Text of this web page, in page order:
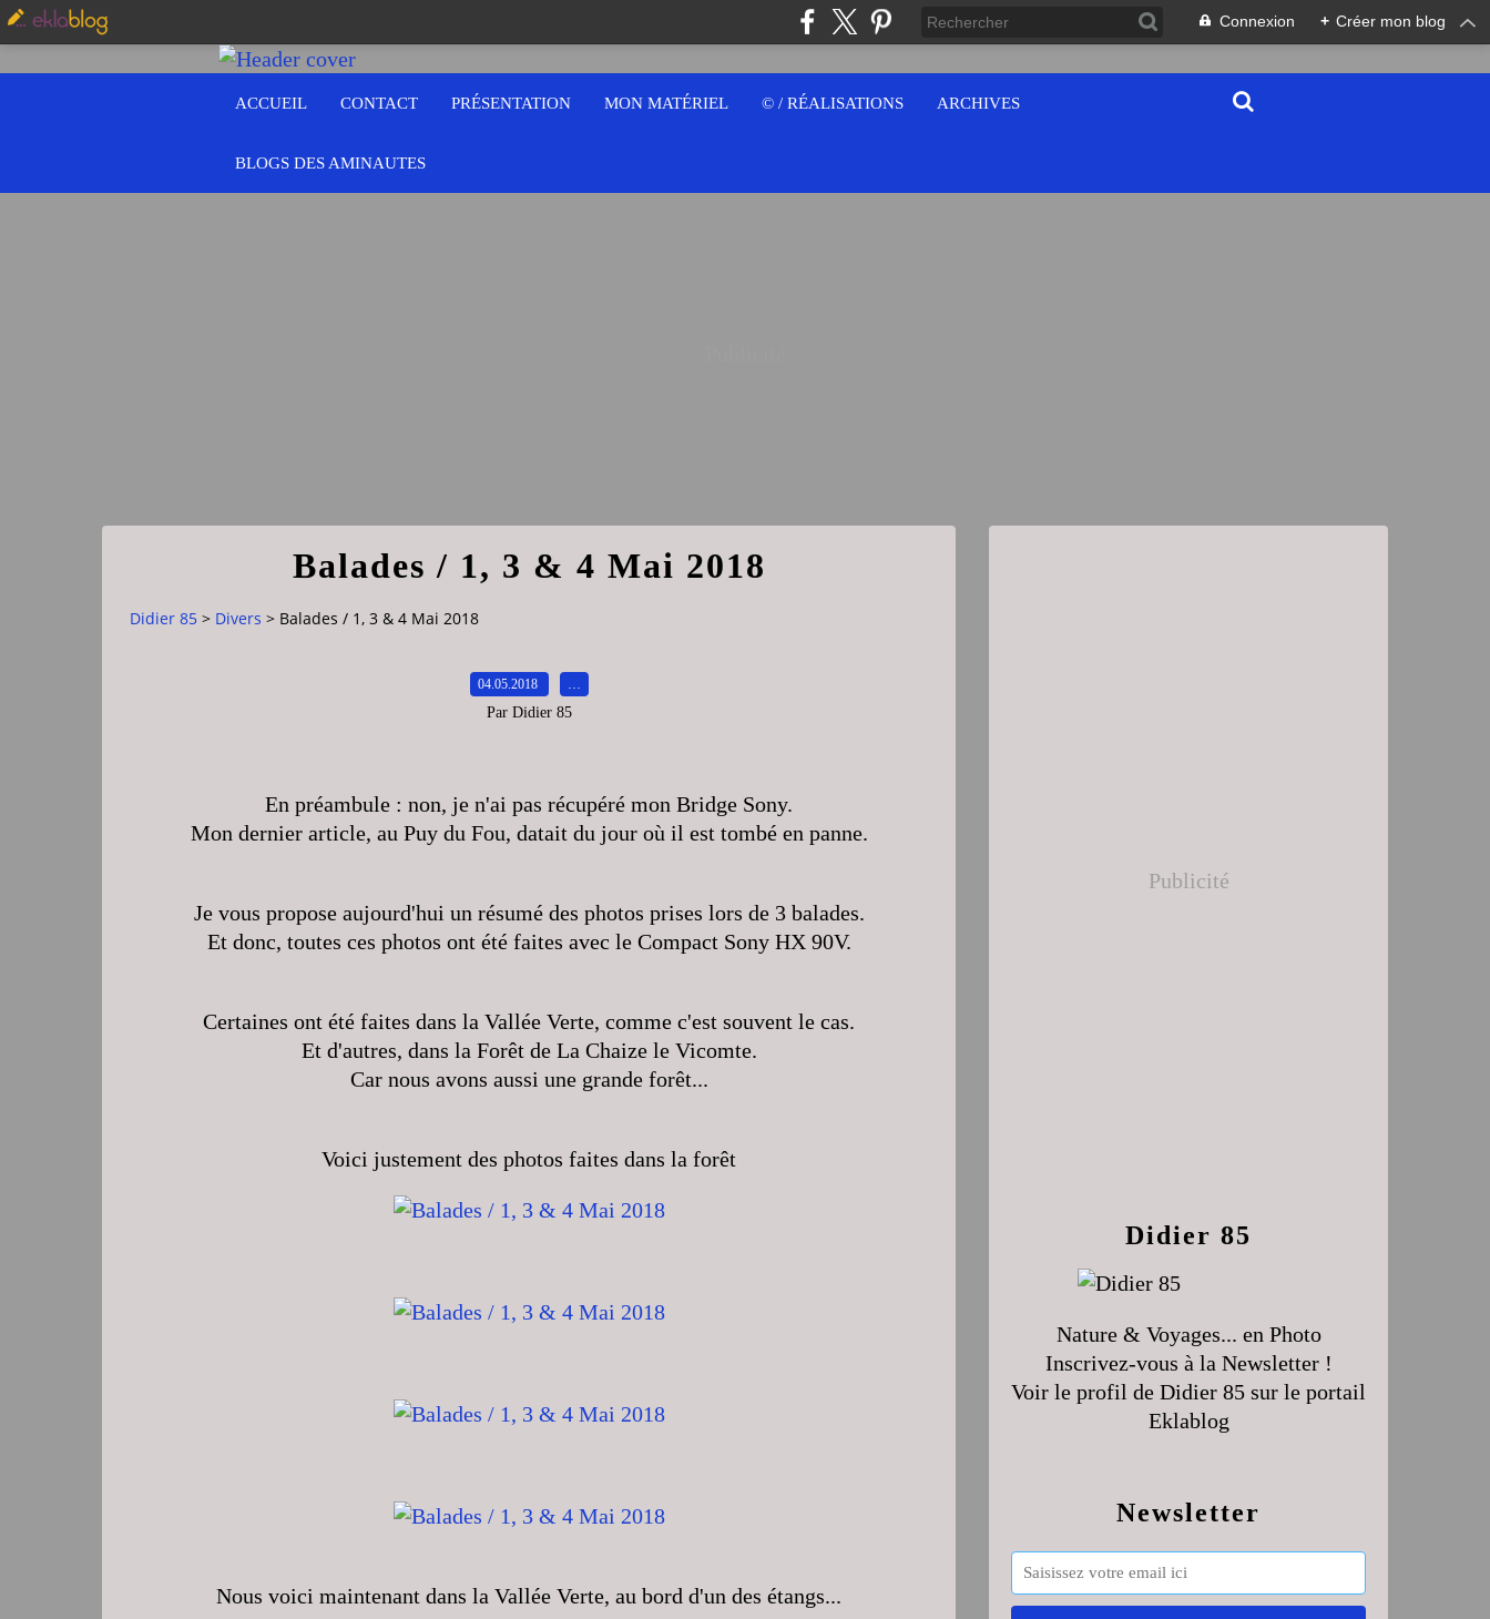
Connexion + Créer mon blog
ACCUEIL CONTACT PRÉSENTATION MON MATÉRIEL © / RÉALISATIONS ARCHIVES
BLOGS DES AMINAUTES
Balades / 1, 3 & 4 Mai 2018
Didier 85 > Divers > Balades / 1, 3 & 4 Mai 2018
04.05.2018
Par Didier 85
En préambule : non, je n'ai pas récupéré mon Bridge Sony.
Mon dernier article, au Puy du Fou, datait du jour où il est tombé en panne.
Je vous propose aujourd'hui un résumé des photos prises lors de 3 balades.
Et donc, toutes ces photos ont été faites avec le Compact Sony HX 90V.
Certaines ont été faites dans la Vallée Verte, comme c'est souvent le cas.
Et d'autres, dans la Forêt de La Chaize le Vicomte.
Car nous avons aussi une grande forêt...
Voici justement des photos faites dans la forêt
Nous voici maintenant dans la Vallée Verte, au bord d'un des étangs...
Newsletter
Publicité
Didier 85
Nature & Voyages... en Photo
Inscrivez-vous à la Newsletter !
Voir le profil de Didier 85 sur le portail
Eklablog